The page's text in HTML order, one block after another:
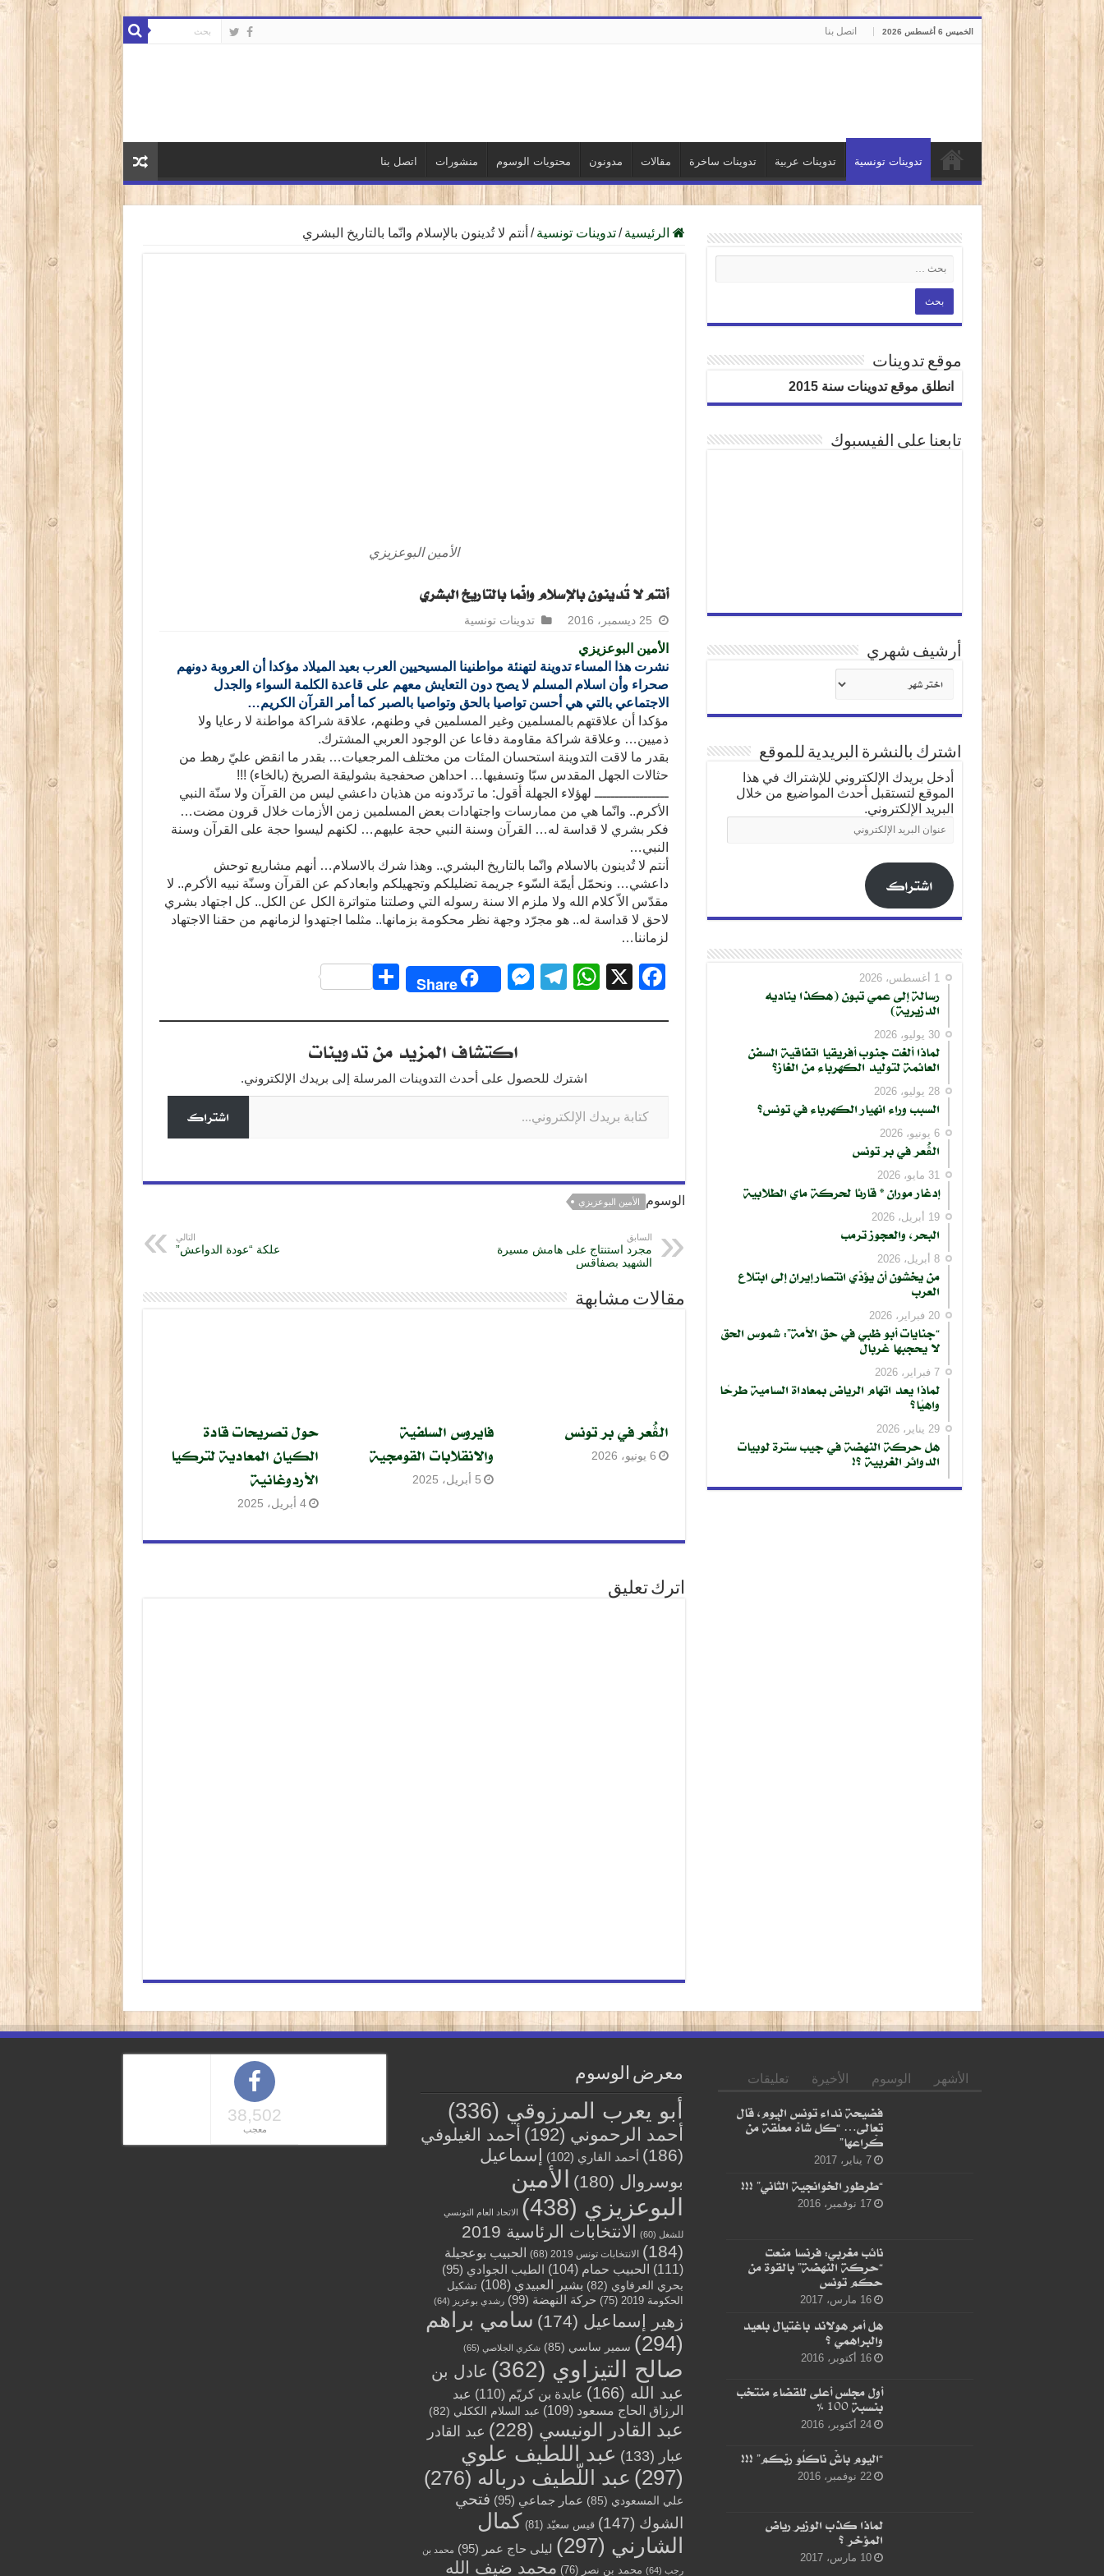
الخميس 6 أغسطس 2026 اتصل بنا
تدوينات تونسية تدوينات عربية تدوينات ساخرة مقالات مدونون محتويات الوسوم منشورات اتصل بنا
الرئيسية / تدوينات تونسية / أنتم لا تُدينون بالإسلام وانّما بالتاريخ البشري
الأمين البوعزيزي
أنتم لا تُدينون بالإسلام وانّما بالتاريخ البشري
25 ديسمبر، 2016 تدوينات تونسية
الأمين البوعزيزي
نشرت هذا المساء تدوينة لتهنئة مواطنينا المسيحيين العرب بعيد الميلاد مؤكدا أن العروبة دونهم
صحراء وأن اسلام المسلم لا يصح دون التعايش معهم على قاعدة الكلمة السواء والجدل
الاجتماعي بالتي هي أحسن تواصيا بالحق وتواصيا بالصبر كما أمر القرآن الكريم…
مؤكدا أن علاقتهم بالمسلمين وغير المسلمين في وطنهم، علاقة شراكة مواطنة لا رعايا ولا
ذميين… وعلاقة شراكة مقاومة دفاعا عن الوجود العربي المشترك.
بقدر ما لاقت التدوينة استحسان المئات من مختلف المرجعيات… بقدر ما انقض عليّ رهط من
حثالات الجهل المقدس سبّا وتسفيها… احداهن صحفجية بشوليقة الصريخ (بالخاء) !!!
ــــــــــــــــــ لهؤلاء الجهلة أقول: ما تردّدونه من هذيان داعشي ليس من القرآن ولا سنّة النبي
الأكرم.. وانّما هي من ممارسات واجتهادات بعض المسلمين زمن الأزمات خلال قرون مضت…
فكر بشري لا قداسة له… القرآن وسنة النبي حجة عليهم… لكنهم ليسوا حجة على القرآن وسنة
النبي…
أنتم لا تُدينون بالاسلام وانّما بالتاريخ البشري.. وهذا شرك بالاسلام… أنهم مشاريع توحش
داعشي… ونحمّل أيمّة السّوء جريمة تضليلكم وتجهيلكم وابعادكم عن القرآن وسنّة نبيه الأكرم.. لا
مقدّس الاّ كلام الله ولا ملزم الا سنة رسوله التي وصلتنا متواترة الكل عن الكل.. كل اجتهاد بشري
لاحق لا قداسة له.. هو مجرّد وجهة نظر محكومة بزمانها.. مثلما اجتهدوا لزمانهم من حقنا الاجتهاد
لزماننا…
F
c
o
X
W
at
A
p
T
e
gr
a
M
ss
e
n
Share
ar
e
اكتشاف المزيد من تدوينات
اشترك للحصول على أحدث التدوينات المرسلة إلى بريدك الإلكتروني.
كتابة بريدك الإلكتروني...
اشتراك
الوسوم الأمين البوعزيزي
السابق
مجرد استنتاج على هامش مسيرة
الشهيد بصفاقس
التالي
علكة “عودة الدواعش”
مقالات مشابهة
الڨُعر في بر تونس
6 يونيو، 2026
فايروس السلفية
والانقلابات القومجية
5 أبريل، 2025
حول تصريحات قادة
الكيان المعادية لتركيا
الأردوغانية
4 أبريل، 2025
اترك تعليق
موقع تدوينات
انطلق موقع تدوينات سنة 2015
تابعنا على الفيسبوك
أرشيف شهري
شهري
اشترك بالنشرة البريدية للموقع
أدخل بريدك الإلكتروني للإشتراك في هذا
الموقع لتستقبل أحدث المواضيع من خلال
البريد الإلكتروني.
عنوان
البريد
اشتراك
1 أغسطس، 2026
رسالة إلى عمي تبون (هكذا يناديه
الدزيرية)
30 يوليو، 2026
لماذا ألغت جنوب أفريقيا اتفاقية السفن
العائمة لتوليد الكهرباء من الغاز؟
28 يوليو، 2026
السبب وراء انهيار الكهرباء في تونس؟
6 يونيو، 2026
الڨُعر في بر تونس
31 مايو، 2026
إدغار موران * قارئا لحركة ماي الطلابية
19 أبريل، 2026
البحر، والعجوز ترمب
8 أبريل، 2026
من يخشون أن يؤدّي انتصار إيران إلى ابتلاع
العرب
20 فبراير، 2026
“جنايات أبو ظبي في حق الأمة”: شموس الحق
لا يحجبها غربال
7 فبراير، 2026
لماذا يعد اتهام الرياض بمعاداة السامية طرحًا
واهيًا؟
29 يناير، 2026
هل حركة النهضة في جيب سترة لوبيات
الدوائر الغربية ؟!
الأشهر الوسوم الأخيرة تعليقات
فضيحة نداء تونس اليوم، قال
تعالى… “كل شاهْ معلّقة من
كْراعها”
7 يناير، 2017
“طرطور الخوانجية الثاني” !!!
17 نوفمبر، 2016
نائب مغربي: فرنسا منعت
“حركة النهضة” بالقوة من
حكم تونس
16 مارس، 2017
هل أمر هولاند باغتيال بلعيد
والبراهمي ؟
16 أكتوبر، 2016
أول مجلس أعلى للقضاء منتخب
بنسبة 100 %
24 أكتوبر، 2016
“اليوم باشْ ناكلُو ربّكم” !!!
22 نوفمبر، 2016
لماذا كذب الوزير رياض
المؤخر ؟
10 مارس، 2017
معرض الوسوم
أبو يعرب المرزوقي (336)
أحمد الرحموني (192)
أحمد الغيلوفي
(186)
أحمد القاري (102)
إسماعيل
بوسروال (180)
الأمين
البوعزيزي (438) الاتحاد العام التونسي
للشغل (60)
الانتخابات الرئاسية 2019
(184)
الانتخابات تونس 2019 (68)
الحبيب بوعجيلة
(111)
الحبيب حمام (104) الطيب الجوادي (95)
بحري العرفاوي (82) بشير العبيدي (108)
تشكيل
الحكومة 2019
(75) حركة النهضة (99) رشدي بوعزيز (64)
زهير إسماعيل (174)
سامي براهم
(294)
سمير ساسي (85) شكري الجلاصي(65)
صالح التيزاوي (362)
عادل بن
عبد الله (166) عايدة بن كريّم (110)
عبد
الرزاق الحاج مسعود (109) عبد السلام الككلي (82)
عبد القادر الونيسي (228)
عبد القادر
عبار (133)
عبد اللطيف علوي
(297)
عبد اللّطيف درباله (276)
علي المسعودي (85) عمار جماعي (95)
فتحي
الشوك (147) قيس سعيّد (81)
كمال
الشارني (297) ليلى حاج عمر (95) محمد بن
رجب(64) محمد بن نصر (76) محمد ضيف الله
38,502
معجب